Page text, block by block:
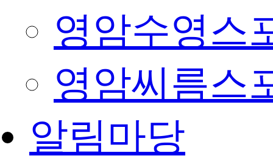
영암수영스
영암씨름스
알림마당